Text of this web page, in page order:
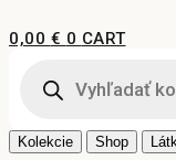
na
0,00 € 0 CART
search
Kolekcie Shop